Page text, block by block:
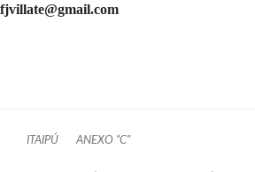
fjvillate@gmail.com
ITAIPÚ ANEXO “C”